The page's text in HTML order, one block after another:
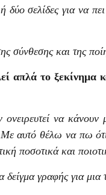
σελίδες για να
σύνθεσης και της
απλά το ξεκίνημα
να κάνουν
αυτό θέλω να πω
ποσοτικά και
γραφής για μια